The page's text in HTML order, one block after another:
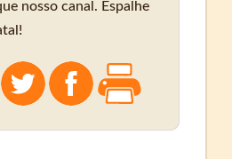
nosso canal. Espalhe